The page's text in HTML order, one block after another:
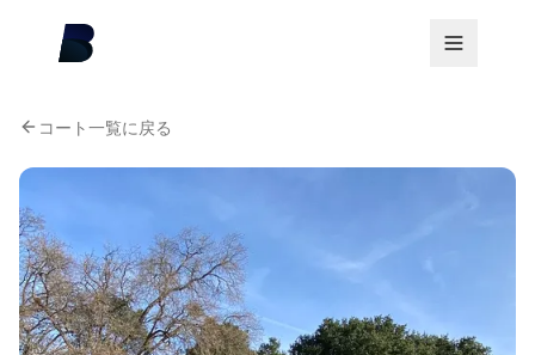
コート一覧に戻る